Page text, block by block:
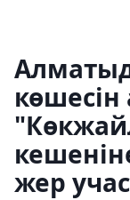
жер